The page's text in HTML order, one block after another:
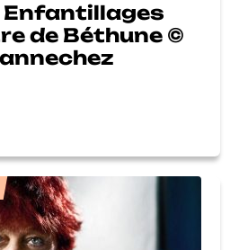
Enfantillages
de Béthune ©